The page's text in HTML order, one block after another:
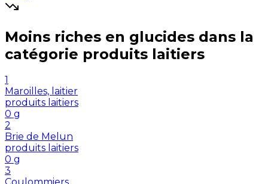
Moins riches en glucides dans la
catégorie produits laitiers
1
Maroilles, laitier
produits laitiers
0 g
2
Brie de Melun
produits laitiers
0 g
3